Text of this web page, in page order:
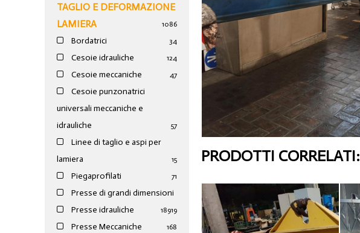
TAGLIO E DEFORMAZIONE
LAMIERA
1086
Bordatrici 34
Cesoie idrauliche 124
Cesoie meccaniche 47
Cesoie punzonatrici
universali meccaniche e
idrauliche
57
Linee di taglio e aspi per
lamiera
15
Piegaprofilati 71
Presse di grandi dimensioni
19
Presse idrauliche 189
Presse Meccaniche 168
PRODOTTI CORRELATI: